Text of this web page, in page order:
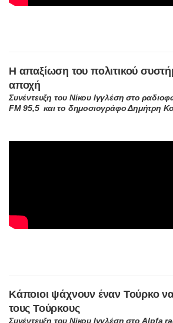
Η απαξίωση του πολιτικού
αποχή
Συνέντευξη του Νίκου Ιγγλέση στο
FM 95,5 και το δημοσιογράφο Δημήτρη
Κάποιοι ψάχνουν έναν Τούρκο
τους Τούρκους
Συνέντευξη του Νίκου Ιγγλέση στο Alpfa